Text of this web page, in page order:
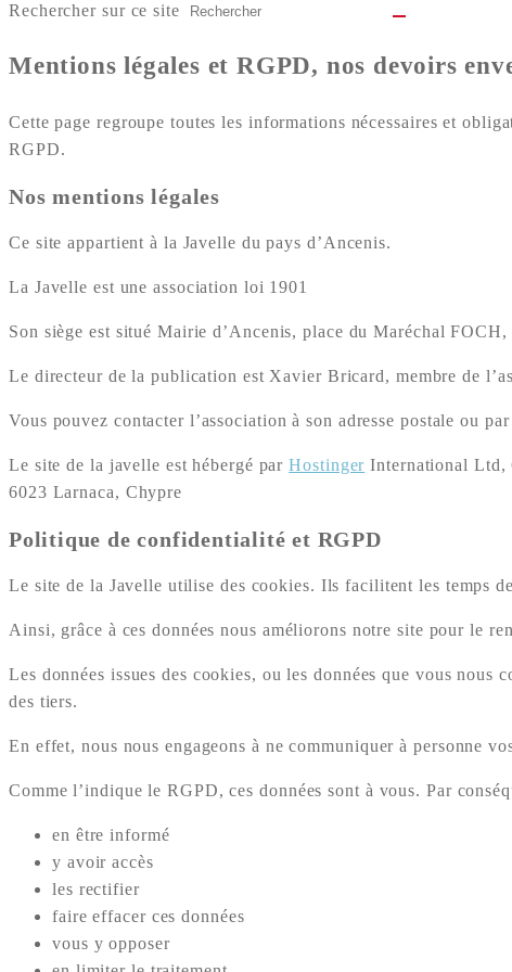
Rechercher sur ce site
Mentions légales et RGPD, nos devoirs
Cette page regroupe toutes les informations nécessaires et
RGPD.
Nos mentions légales
Ce site appartient à la Javelle du pays d’Ancenis.
La Javelle est une association loi 1901
Son siège est situé Mairie d’Ancenis, place du Maréchal
Le directeur de la publication est Xavier Bricard, membre de
Vous pouvez contacter l’association à son adresse postale ou
Le site de la javelle est hébergé parHostinger International Ltd,
6023 Larnaca, Chypre
Politique de confidentialité et RGPD
Le site de la Javelle utilise des cookies. Ils facilitent les temps
Ainsi, grâce à ces données nous améliorons notre site pour le
Les données issues des cookies, ou les données que vous
des tiers.
En effet, nous nous engageons à ne communiquer à personne
Comme l’indique le RGPD, ces données sont à vous. Par
en être informé
y avoir accès
les rectifier
faire effacer ces données
vous y opposer